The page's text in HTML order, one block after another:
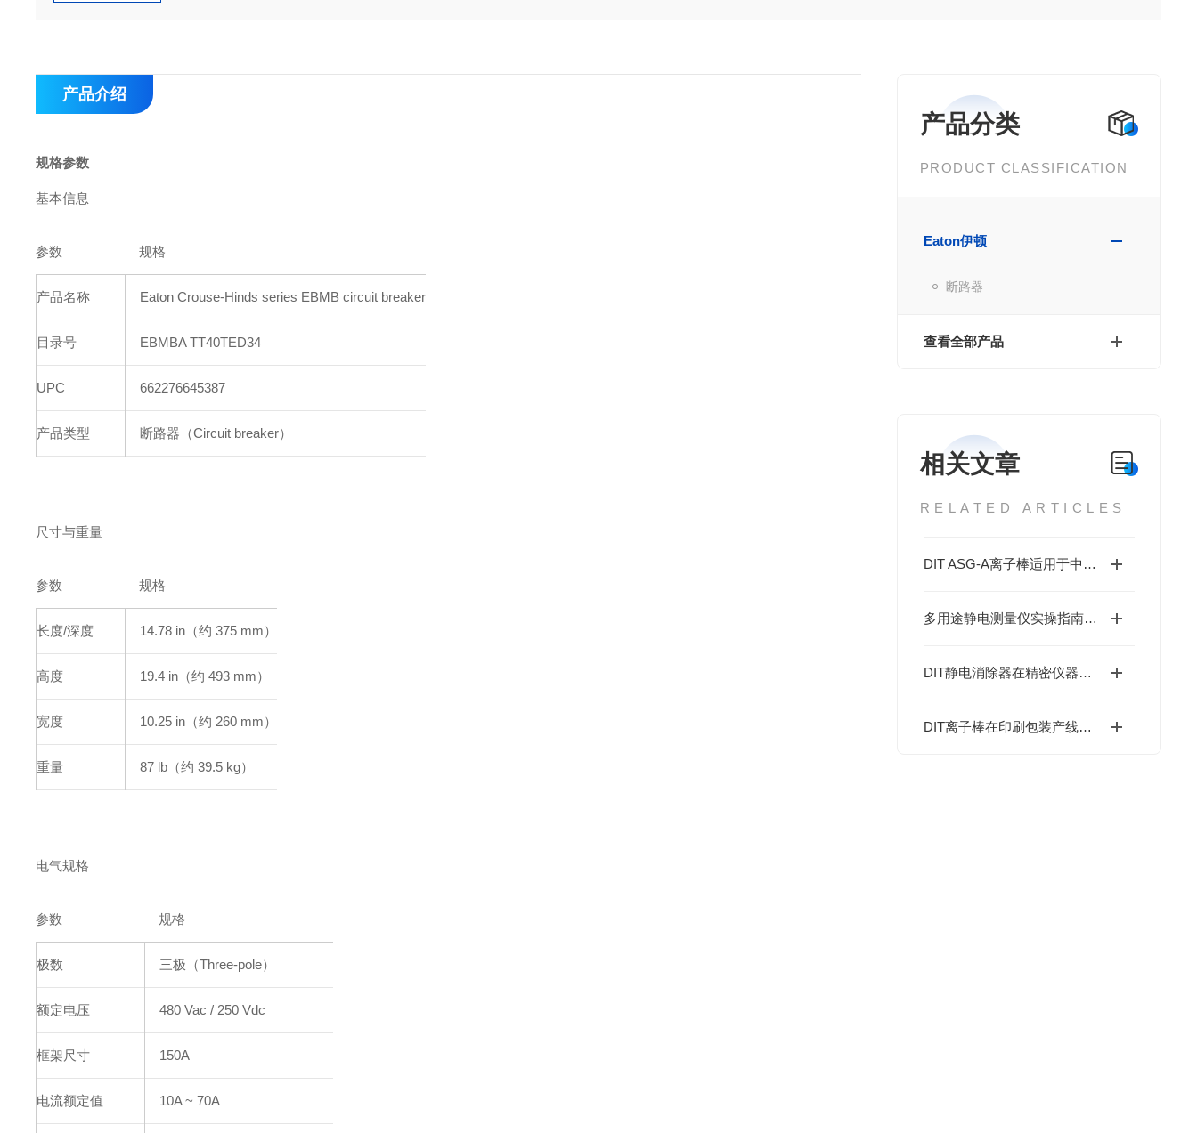
产品分类
PRODUCT CLASSIFICATION
Eaton伊顿
断路器
查看全部产品
相关文章
RELATED ARTICLES
DIT ASG-A离子棒适用于中长距离静电消除场景
多用途静电测量仪实操指南：几步解锁精准测量，新手也能轻松上手
DIT静电消除器在精密仪器装配工序的应用实践
DIT离子棒在印刷包装产线的静电控制与物料损耗改善实践
产品介绍
规格参数
基本信息
参数 规格
产品名称 Eaton Crouse-Hinds series EBMB circuit breaker
目录号 EBMBA TT40TED34
UPC 662276645387
产品类型 断路器（Circuit breaker）
尺寸与重量
参数 规格
长度/深度 14.78 in（约 375 mm）
高度 19.4 in（约 493 mm）
宽度 10.25 in（约 260 mm）
重量 87 lb（约 39.5 kg）
电气规格
参数 规格
极数 三极（Three-pole）
额定电压 480 Vac / 250 Vdc
框架尺寸 150A
电流额定值 10A ~ 70A